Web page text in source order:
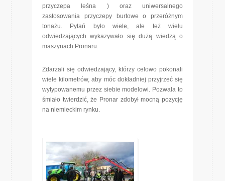
przyczepa leśna ) oraz uniwersalnego
zastosowania przyczepy burtowe o przeróżnym
tonażu. Pytań było wiele, ale też wielu
odwiedzających wykazywało się dużą wiedzą o
maszynach Pronaru.
Zdarzali się odwiedzający, którzy celowo pokonali
wiele kilometrów, aby móc dokładniej przyjrzeć się
wytypowanemu przez siebie modelowi. Pozwala to
śmiało twierdzić, że Pronar zdobył mocną pozycję
na niemieckim rynku.